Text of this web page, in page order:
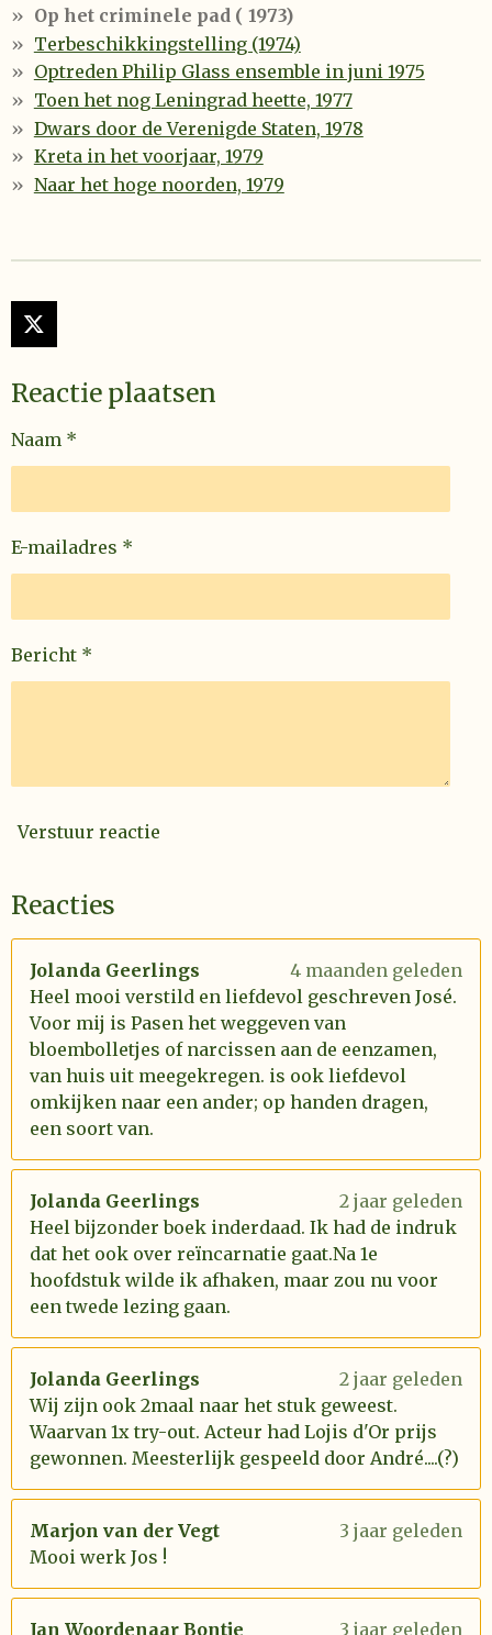
Op het criminele pad ( 1973)
Terbeschikkingstelling (1974)
Optreden Philip Glass ensemble in juni 1975
Toen het nog Leningrad heette, 1977
Dwars door de Verenigde Staten, 1978
Kreta in het voorjaar, 1979
Naar het hoge noorden, 1979
X
Reactie plaatsen
Naam *
E-mailadres *
Bericht *
Verstuur reactie
Reacties
Jolanda Geerlings
4 maanden geleden
Heel mooi verstild en liefdevol geschreven José.
Voor mij is Pasen het weggeven van
bloembolletjes of narcissen aan de eenzamen,
van huis uit meegekregen. is ook liefdevol
omkijken naar een ander; op handen dragen,
een soort van.
Jolanda Geerlings
2 jaar geleden
Heel bijzonder boek inderdaad. Ik had de indruk
dat het ook over reïncarnatie gaat.Na 1e
hoofdstuk wilde ik afhaken, maar zou nu voor
een twede lezing gaan.
Jolanda Geerlings
2 jaar geleden
Wij zijn ook 2maal naar het stuk geweest.
Waarvan 1x try-out. Acteur had Lojis d'Or prijs
gewonnen. Meesterlijk gespeeld door André....(?)
Marjon van der Vegt
3 jaar geleden
Mooi werk Jos !
Jan Woordenaar Bontje 3 jaar geleden